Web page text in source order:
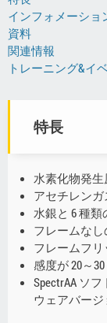
インフォメーショ
資料
関連情報
トレーニング&イ
特長
水素化物発
アセチレン
水銀と 6 種
フレームな
フレームフ
感度が 20～30
SpectrAA ソ
ウェアバージ